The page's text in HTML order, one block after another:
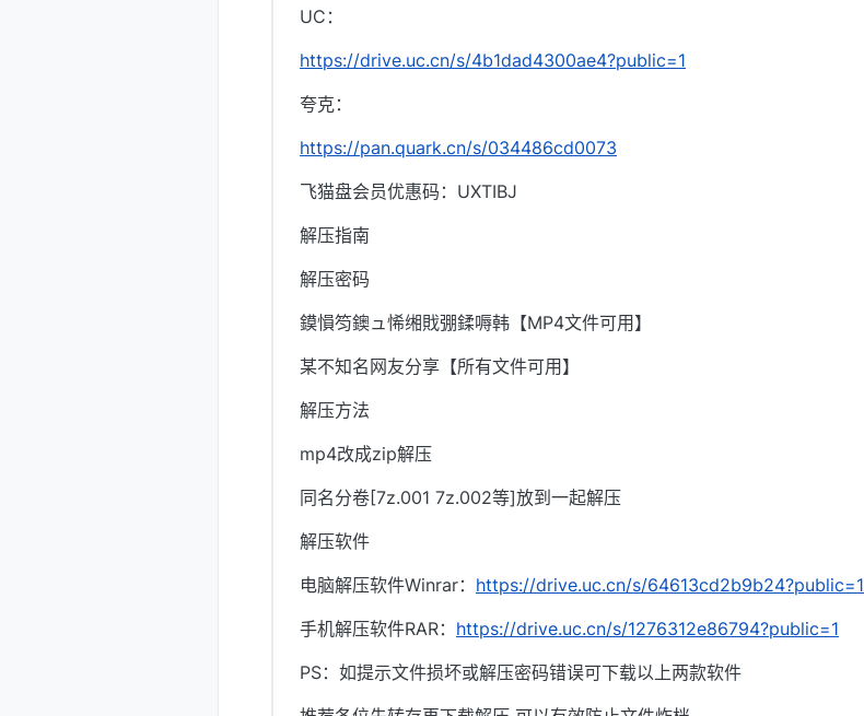
UC：
https://drive.uc.cn/s/4b1dad4300ae4?public=1
夸克：
https://pan.quark.cn/s/034486cd0073
飞猫盘会员优惠码：UXTIBJ
解压指南
解压密码
鏌愪笉鐭ュ悕缃戝弸鍒嗕韩【MP4文件可用】
某不知名网友分享【所有文件可用】
解压方法
mp4改成zip解压
同名分卷[7z.001 7z.002等]放到一起解压
解压软件
电脑解压软件Winrar： https://drive.uc.cn/s/64613cd2b9b24?public=1
手机解压软件RAR： https://drive.uc.cn/s/1276312e86794?public=1
PS：如提示文件损坏或解压密码错误可下载以上两款软件